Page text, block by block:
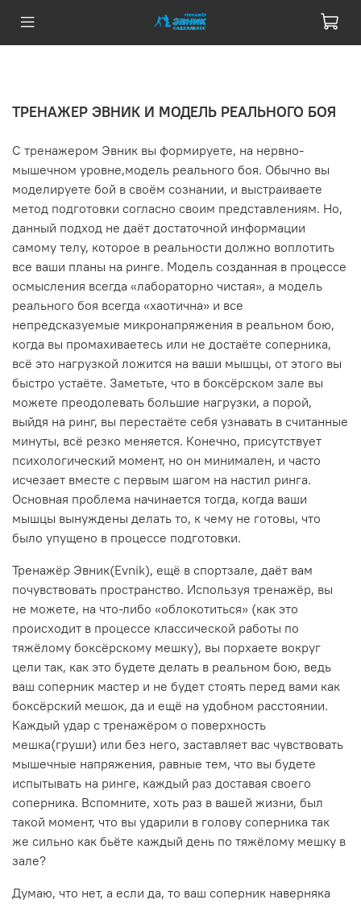
ТРЕНАЖЕР ЭВНИК И МОДЕЛЬ РЕАЛЬНОГО БОЯ
С тренажером Эвник вы формируете, на нервно-
мышечном уровне,модель реального боя. Обычно вы
моделируете бой в своём сознании, и выстраиваете
метод подготовки согласно своим представлениям. Но,
данный подход не даёт достаточной информации
самому телу, которое в реальности должно воплотить
все ваши планы на ринге. Модель созданная в процессе
осмысления всегда «лабораторно чистая», а модель
реального боя всегда «хаотична» и все
непредсказуемые микронапряжения в реальном бою,
когда вы промахиваетесь или не достаёте соперника,
всё это нагрузкой ложится на ваши мышцы, от этого вы
быстро устаёте. Заметьте, что в боксёрском зале вы
можете преодолевать большие нагрузки, а порой,
выйдя на ринг, вы перестаёте себя узнавать в считанные
минуты, всё резко меняется. Конечно, присутствует
психологический момент, но он минимален, и часто
исчезает вместе с первым шагом на настил ринга.
Основная проблема начинается тогда, когда ваши
мышцы вынуждены делать то, к чему не готовы, что
было упущено в процессе подготовки.
Тренажёр Эвник(Evnik), ещё в спортзале, даёт вам
почувствовать пространство. Используя тренажёр, вы
не можете, на что-либо «облокотиться» (как это
происходит в процессе классической работы по
тяжёлому боксёрскому мешку), вы порхаете вокруг
цели так, как это будете делать в реальном бою, ведь
ваш соперник мастер и не будет стоять перед вами как
боксёрский мешок, да и ещё на удобном расстоянии.
Каждый удар с тренажёром о поверхность
мешка(груши) или без него, заставляет вас чувствовать
мышечные напряжения, равные тем, что вы будете
испытывать на ринге, каждый раз доставая своего
соперника. Вспомните, хоть раз в вашей жизни, был
такой момент, что вы ударили в голову соперника так
же сильно как бьёте каждый день по тяжёлому мешку в
зале?
Думаю, что нет, а если да, то ваш соперник наверняка